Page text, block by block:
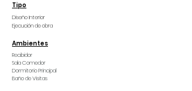
Tipo
Diseño Interior
Ejecución de obra
Ambientes
Recibidor
Sala Comedor
Dormitorio Principal
Baño de Visitas